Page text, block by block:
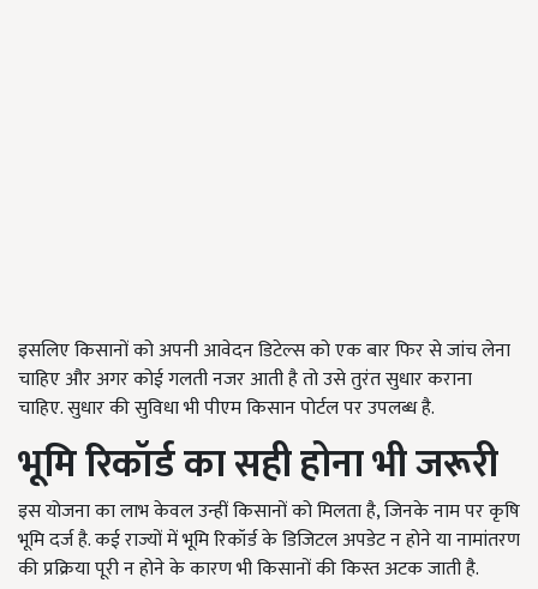
इसलिए किसानों को अपनी आवेदन डिटेल्स को एक बार फिर से जांच लेना
चाहिए और अगर कोई गलती नजर आती है तो उसे तुरंत सुधार कराना
चाहिए. सुधार की सुविधा भी पीएम किसान पोर्टल पर उपलब्ध है.
भूमि रिकॉर्ड का सही होना भी जरूरी
इस योजना का लाभ केवल उन्हीं किसानों को मिलता है, जिनके नाम पर कृषि
भूमि दर्ज है. कई राज्यों में भूमि रिकॉर्ड के डिजिटल अपडेट न होने या नामांतरण
की प्रक्रिया पूरी न होने के कारण भी किसानों की किस्त अटक जाती है.